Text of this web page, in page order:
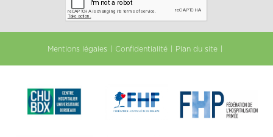
Mentions légales Confidentialité Plan du site